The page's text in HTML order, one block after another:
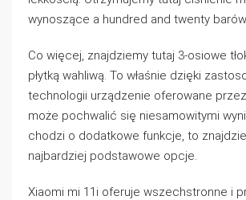
wynoszące a hundred and twenty
Co więcej, znajdziemy tutaj 3-osiowe
płytką wahliwą. To właśnie dzięki
technologii urządzenie oferowane
może pochwalić się niesamowitymi
chodzi o dodatkowe funkcje, to
najbardziej podstawowe opcje.
Xiaomi mi 11i oferuje wszechstronne i